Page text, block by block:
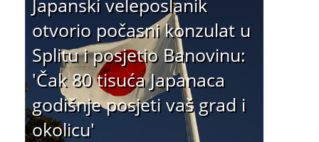
otvorio počasni konzulat u
Splitu i posjetio Banovinu:
'Čak 80 tisuća Japanaca
godišnje posjeti vaš grad i
okolicu'